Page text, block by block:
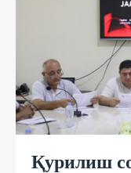
Қурилиш